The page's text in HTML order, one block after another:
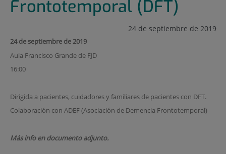
Frontotemporal (DFT)
24 de septiembre de 2019
24 de septiembre de 2019
Aula Francisco Grande de FJD
16:00
Dirigida a pacientes, cuidadores y familiares de pacientes con DFT.
Colaboración con ADEF (Asociación de Demencia Frontotemporal)
Más info en documento adjunto.